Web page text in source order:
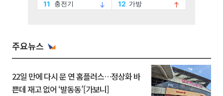
주요뉴스
22일 만에 다시 문 연 홈플러스…정상화 바
쁜데 재고 없어 ‘발동동’[가보니]